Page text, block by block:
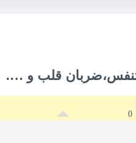
تنفس،ضربان قلب و ….
0